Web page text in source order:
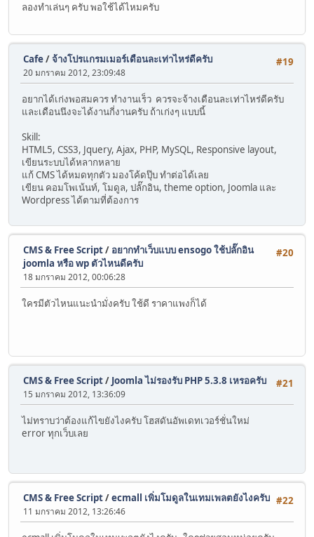
ลองทำเล่นๆ ครับ พอใช้ได้ไหมครับ
#19
Cafe/จ้างโปรแกรมเมอร์เดือนละเท่าไหร่ดีครับ
20 มกราคม 2012, 23:09:48
อยากได้เก่งพอสมควร ทำงานเร็ว ควรจะจ้างเดือนละเท่าไหร่ดีครับ
และเดือนนึงจะได้งานกี่งานครับ ถ้าเก่งๆ แบบนี้
Skill:
HTML5, CSS3, Jquery, Ajax, PHP, MySQL, Responsive layout,
เขียนระบบได้หลากหลาย
แก้ CMS ได้หมดทุกตัว มองโค้ดปุ๊บ ทำต่อได้เลย
เขียน คอมโพเน้นท์, โมดูล, ปลั๊กอิน, theme option, Joomla และ
Wordpress ได้ตามที่ต้องการ
#20
CMS & Free Script/ อยากทำเว็บแบบ ensogo ใช้ปลั๊กอิน
joomla หรือ wp ตัวไหนดีครับ
18 มกราคม 2012, 00:06:28
ใครมีตัวไหนแนะนำมั่งครับ ใช้ดี ราคาแพงก็ได้
#21
CMS & Free Script/ Joomla ไม่รองรับ PHP 5.3.8 เหรอครับ
15 มกราคม 2012, 13:36:09
ไม่ทราบว่าต้องแก้ไขยังไงครับ โฮสดันอัพเดทเวอร์ชั่นใหม่
error ทุกเว็บเลย
#22
CMS & Free Script/ecmall เพิ่มโมดูลในเทมเพลตยังไงครับ
11 มกราคม 2012, 13:26:46